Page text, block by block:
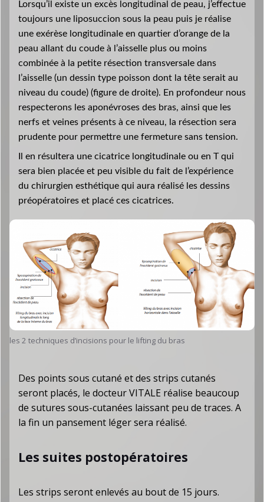
Lorsqu’il existe un excès longitudinal de peau, j’effectue
toujours une liposuccion sous la peau puis je réalise
une exérèse longitudinale en quartier d’orange de la
peau allant du coude à l’aisselle plus ou moins
combinée à la petite résection transversale dans
l’aisselle (un dessin type poisson dont la tête serait au
niveau du coude) (figure de droite). En profondeur nous
respecterons les aponévroses des bras, ainsi que les
nerfs et veines présents à ce niveau, la résection sera
prudente pour permettre une fermeture sans tension.
Il en résultera une cicatrice longitudinale ou en T qui
sera bien placée et peu visible du fait de l’expérience
du chirurgien esthétique qui aura réalisé les dessins
préopératoires et placé ces cicatrices.
les 2 techniques d’incisions pour le lifting du bras
Des points sous cutané et des strips cutanés
seront placés, le docteur VITALE réalise beaucoup
de sutures sous-cutanées laissant peu de traces. A
la fin un pansement léger sera réalisé.
Les suites postopératoires
Les strips seront enlevés au bout de 15 jours.